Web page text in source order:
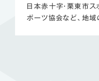
日本赤十字・栗東市ス
ポーツ協会など、地域